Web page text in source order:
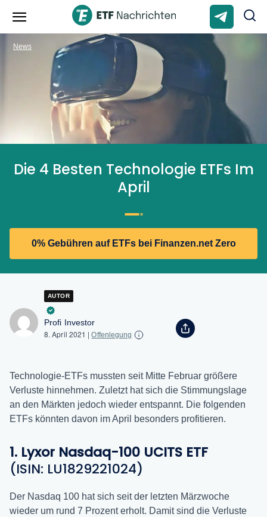
Die 4 Besten Technologie ETFs Im
April
0% Gebühren auf ETFs bei Finanzen.net Zero
News
AUTOR
Profi Investor
8. April 2021 |Offenlegung
Technologie-ETFs mussten seit Mitte Februar größere
Verluste hinnehmen. Zuletzt hat sich die Stimmungslage
an den Märkten jedoch wieder entspannt. Die folgenden
ETFs könnten davon im April besonders profitieren.
1. Lyxor Nasdaq-100 UCITS ETF
(ISIN: LU1829221024)
Der Nasdaq 100 hat sich seit der letzten Märzwoche
wieder um rund 7 Prozent erholt. Damit sind die Verluste